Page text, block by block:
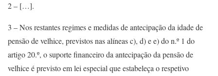
2 – […].
3 – Nos restantes regimes e medidas de antecipação da idade de
pensão de velhice, previstos nas alíneas c), d) e e) do n.º 1 do
artigo 20.º, o suporte financeiro da antecipação da pensão de
velhice é previsto em lei especial que estabeleça o respetivo